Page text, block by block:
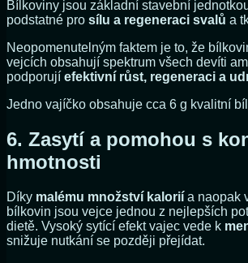
Bílkoviny jsou základní stavební
podstatné pro sílu a regeneraci svalů a
Neopomenutelným faktem je to, že
vejcích obsahují spektrum všech devíti
podporují efektivní růst, regeneraci a
Jedno vajíčko obsahuje cca 6 g kvalitní
6. Zasytí a pomohou s
hmotnosti
Díky malému množství kalorií a naopak
bílkovin jsou vejce jednou z nejlepších
dietě. Vysoký sytící efekt vajec vede k
snižuje nutkání se později přejídat.